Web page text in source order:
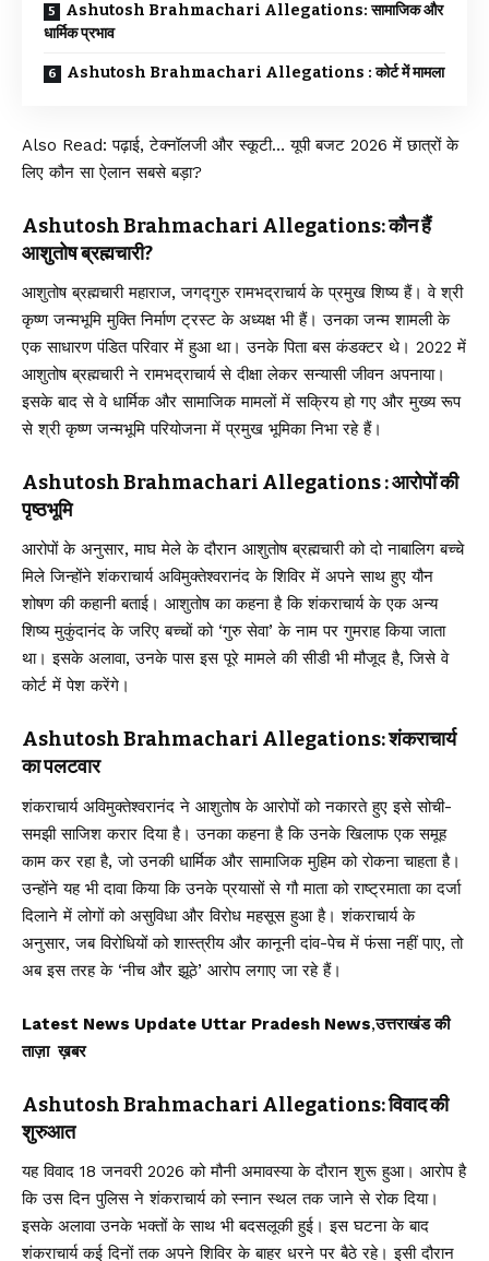
Ashutosh Brahmachari Allegations: सामाजिक और
धार्मिक प्रभाव
Ashutosh Brahmachari Allegations : कोर्ट में मामला
Also Read:पढ़ाई, टेक्नॉलजी और स्कूटी… यूपी बजट 2026 में छात्रों के
लिए कौन सा ऐलान सबसे बड़ा?
Ashutosh Brahmachari Allegations: कौन हैं
आशुतोष ब्रह्मचारी?
आशुतोष ब्रह्मचारी महाराज, जगद्गुरु रामभद्राचार्य के प्रमुख शिष्य हैं। वे श्री
कृष्ण जन्मभूमि मुक्ति निर्माण ट्रस्ट के अध्यक्ष भी हैं। उनका जन्म शामली के
एक साधारण पंडित परिवार में हुआ था। उनके पिता बस कंडक्टर थे। 2022 में
आशुतोष ब्रह्मचारी ने रामभद्राचार्य से दीक्षा लेकर सन्यासी जीवन अपनाया।
इसके बाद से वे धार्मिक और सामाजिक मामलों में सक्रिय हो गए और मुख्य रूप
से श्री कृष्ण जन्मभूमि परियोजना में प्रमुख भूमिका निभा रहे हैं।
Ashutosh Brahmachari Allegations : आरोपों की
पृष्ठभूमि
आरोपों के अनुसार, माघ मेले के दौरान आशुतोष ब्रह्मचारी को दो नाबालिग बच्चे
मिले जिन्होंने शंकराचार्य अविमुक्तेश्वरानंद के शिविर में अपने साथ हुए यौन
शोषण की कहानी बताई। आशुतोष का कहना है कि शंकराचार्य के एक अन्य
शिष्य मुकुंदानंद के जरिए बच्चों को ‘गुरु सेवा’ के नाम पर गुमराह किया जाता
था। इसके अलावा, उनके पास इस पूरे मामले की सीडी भी मौजूद है, जिसे वे
कोर्ट में पेश करेंगे।
Ashutosh Brahmachari Allegations: शंकराचार्य
का पलटवार
शंकराचार्य अविमुक्तेश्वरानंद ने आशुतोष के आरोपों को नकारते हुए इसे सोची-
समझी साजिश करार दिया है। उनका कहना है कि उनके खिलाफ एक समूह
काम कर रहा है, जो उनकी धार्मिक और सामाजिक मुहिम को रोकना चाहता है।
उन्होंने यह भी दावा किया कि उनके प्रयासों से गौ माता को राष्ट्रमाता का दर्जा
दिलाने में लोगों को असुविधा और विरोध महसूस हुआ है। शंकराचार्य के
अनुसार, जब विरोधियों को शास्त्रीय और कानूनी दांव-पेच में फंसा नहीं पाए, तो
अब इस तरह के ‘नीच और झूठे’ आरोप लगाए जा रहे हैं।
Latest News Update Uttar Pradesh News,उत्तराखंड की
ताज़ा ख़बर
Ashutosh Brahmachari Allegations: विवाद की
शुरुआत
यह विवाद 18 जनवरी 2026 को मौनी अमावस्या के दौरान शुरू हुआ। आरोप है
कि उस दिन पुलिस ने शंकराचार्य को स्नान स्थल तक जाने से रोक दिया।
इसके अलावा उनके भक्तों के साथ भी बदसलूकी हुई। इस घटना के बाद
शंकराचार्य कई दिनों तक अपने शिविर के बाहर धरने पर बैठे रहे। इसी दौरान